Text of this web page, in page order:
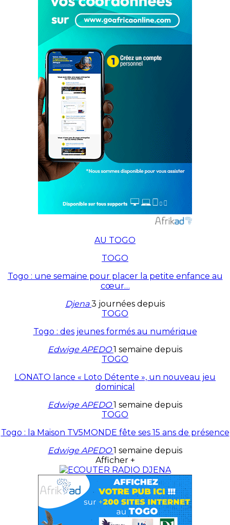
AU TOGO
TOGO
Togo : une semaine pour placer la petite enfance au
cœur…
Djena3 journées depuis
TOGO
Togo : des jeunes formés au numérique
Edwige APEDO1 semaine depuis
TOGO
LONATO lance « Loto Détente », un nouveau jeu
dominical
Edwige APEDO1 semaine depuis
TOGO
Togo : la Maison TV5MONDE fête ses 15 ans de présence
Edwige APEDO1 semaine depuis
Afficher +